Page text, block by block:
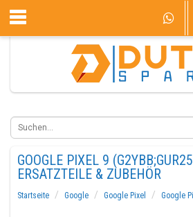
GOOGLE PIXEL 9
ERSATZTEILE & ZUBEHÖR
Startseite Google Google Pixel
Google